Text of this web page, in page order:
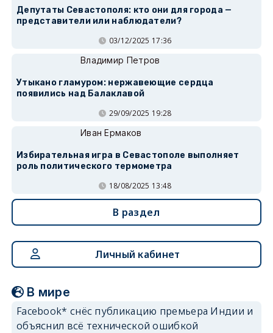
Депутаты Севастополя: кто они для города —
представители или наблюдатели?
03/12/2025 17:36
Владимир Петров
Утыкано гламуром: нержавеющие сердца
появились над Балаклавой
29/09/2025 19:28
Иван Ермаков
Избирательная игра в Севастополе выполняет
роль политического термометра
18/08/2025 13:48
В раздел
Личный кабинет
В мире
Facebook* снёс публикацию премьера Индии и
объяснил всё технической ошибкой